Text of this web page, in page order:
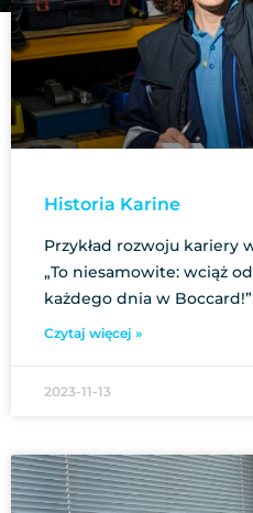
Historia Karine
Przykład rozwoju kariery
„To niesamowite: wciąż
każdego dnia w Boccard!”
Czytaj więcej »
2023-11-13